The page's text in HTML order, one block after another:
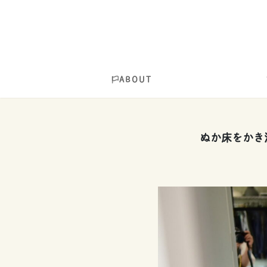
ABOUT
ぬか床をか